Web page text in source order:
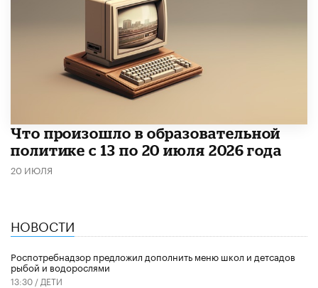
Что произошло в образовательной
политике с 13 по 20 июля 2026 года
20 ИЮЛЯ
НОВОСТИ
Роспотребнадзор предложил дополнить меню школ и детсадов
рыбой и водорослями
13:30 / ДЕТИ